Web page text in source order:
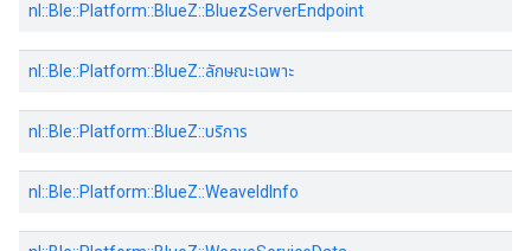
nl::Ble::Platform::BlueZ::BluezServerEndpoint
nl::Ble::Platform::BlueZ::ลักษณะเฉพาะ
nl::Ble::Platform::BlueZ::บริการ
nl::Ble::Platform::BlueZ::WeaveIdInfo